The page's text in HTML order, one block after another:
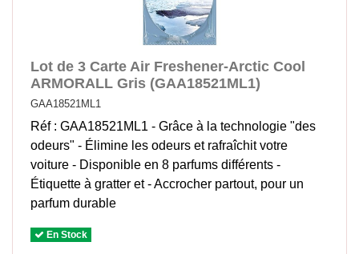
Lot de 3 Carte Air Freshener-Arctic Cool
ARMORALL Gris (GAA18521ML1)
GAA18521ML1
Réf : GAA18521ML1 - Grâce à la technologie "des
odeurs" - Élimine les odeurs et rafraîchit votre
voiture - Disponible en 8 parfums différents -
Étiquette à gratter et - Accrocher partout, pour un
parfum durable
En Stock